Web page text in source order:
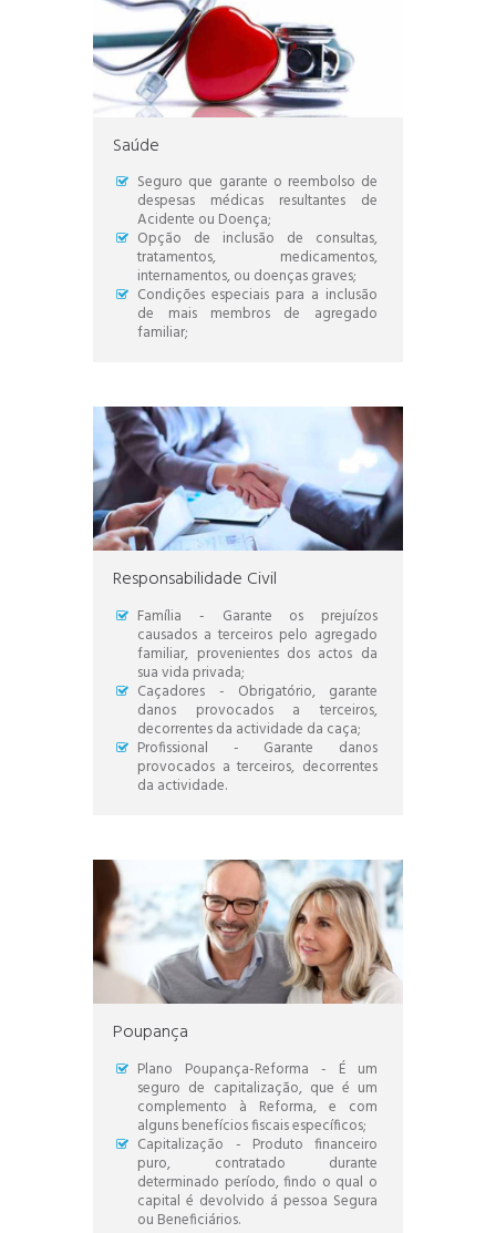
Saúde
Seguro que garante o reembolso de
despesas médicas resultantes de
Acidente ou Doença;
Opção de inclusão de consultas,
tratamentos, medicamentos,
internamentos, ou doenças graves;
Condições especiais para a inclusão
de mais membros de agregado
familiar;
Responsabilidade Civil
Família - Garante os prejuízos
causados a terceiros pelo agregado
familiar, provenientes dos actos da
sua vida privada;
Caçadores - Obrigatório, garante
danos provocados a terceiros,
decorrentes da actividade da caça;
Profissional - Garante danos
provocados a terceiros, decorrentes
da actividade.
Poupança
Plano Poupança-Reforma - É um
seguro de capitalização, que é um
complemento à Reforma, e com
alguns benefícios fiscais específicos;
Capitalização - Produto financeiro
puro, contratado durante
determinado período, findo o qual o
capital é devolvido á pessoa Segura
ou Beneficiários.